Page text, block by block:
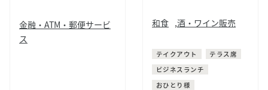
金融・ATM・郵便サービ
ス
和食 ,酒・ワイン販売
テイクアウト
テラス席
ビジネスランチ
おひとり様